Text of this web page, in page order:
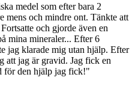
medel som efter bara 2
mens och mindre ont. Tänkte att
och gjorde även en
mina mineraler... Efter 6
jag klarade mig utan hjälp. Efter
att jag är gravid. Jag fick en
för den hjälp jag fick!"